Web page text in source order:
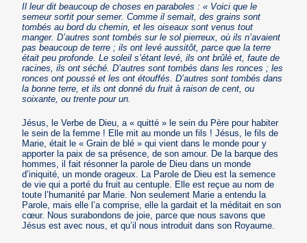
Il leur dit beaucoup de choses en paraboles : « Voici que le
semeur sortit pour semer. Comme il semait, des grains sont
tombés au bord du chemin, et les oiseaux sont venus tout
manger. D’autres sont tombés sur le sol pierreux, où ils n’avaient
pas beaucoup de terre ; ils ont levé aussitôt, parce que la terre
était peu profonde. Le soleil s’étant levé, ils ont brûlé et, faute de
racines, ils ont séché. D’autres sont tombés dans les ronces ; les
ronces ont poussé et les ont étouffés. D’autres sont tombés dans
la bonne terre, et ils ont donné du fruit à raison de cent, ou
soixante, ou trente pour un.
Jésus, le Verbe de Dieu, a « quitté » le sein du Père pour habiter
le sein de la femme ! Elle mit au monde un fils ! Jésus, le fils de
Marie, était le « Grain de blé » qui vient dans le monde pour y
apporter la paix de sa présence, de son amour. De la barque des
hommes, il fait résonner la parole de Dieu dans un monde
d’iniquité, un monde orageux. La Parole de Dieu est la semence
de vie qui a porté du fruit au centuple. Elle est reçue au nom de
toute l’humanité par Marie. Non seulement Marie a entendu la
Parole, mais elle l’a comprise, elle la gardait et la méditait en son
cœur. Nous surabondons de joie, parce que nous savons que
Jésus est avec nous, et qu’il nous introduit dans son Royaume.